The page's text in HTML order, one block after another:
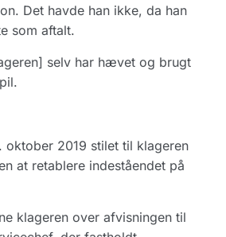
Det havde han ikke, da han
som aftalt.
selv har hævet og brugt
oktober 2019 stilet til klageren
at retablere indeståendet på
klageren over afvisningen til